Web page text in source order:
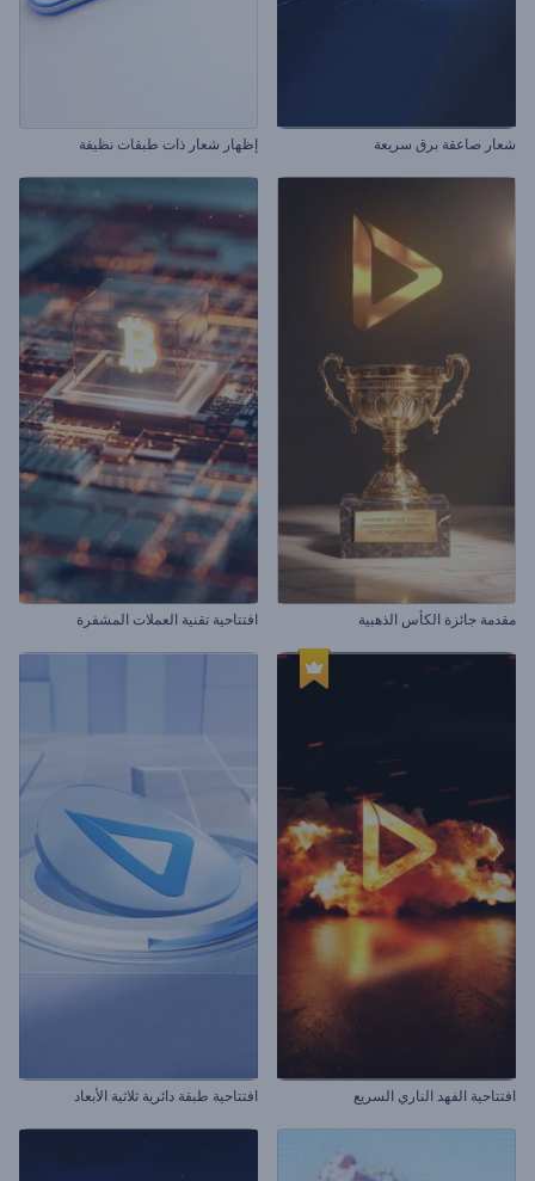
شعار صاعقة برق سريعة إظهار شعار ذات طبقات نظيفة
مقدمة جائزة الكأس الذهبية افتتاحية تقنية العملات المشفرة
افتتاحية الفهد الناري السريع افتتاحية طبقة دائرية ثلاثية الأبعاد